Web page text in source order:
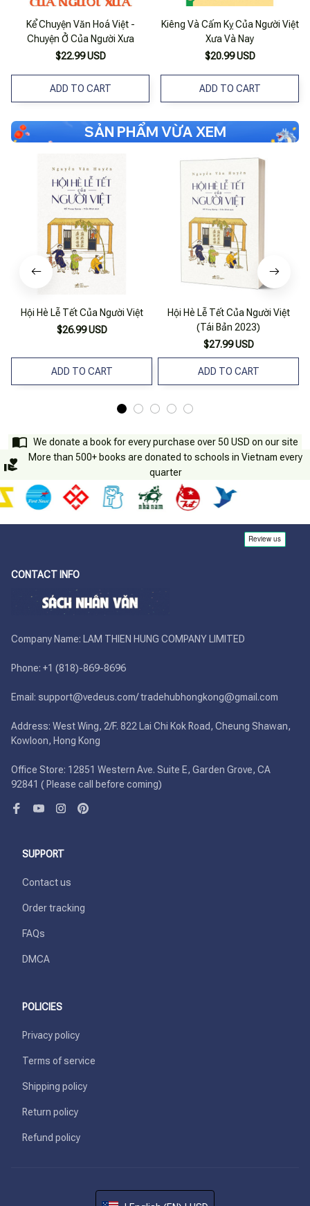
Kể Chuyện Văn Hoá Việt -
Chuyện Ở Của Người Xưa
$22.99 USD
ADD TO CART
Kiêng Và Cấm Kỵ Của Người Việt
Xưa Và Nay
$20.99 USD
ADD TO CART
SẢN PHẨM VỪA XEM
Hội Hè Lễ Tết Của Người Việt
$26.99 USD
ADD TO CART
Hội Hè Lễ Tết Của Người Việt
(Tái Bản 2023)
$27.99 USD
ADD TO CART
We donate a book for every purchase over 50 USD on our site
More than 500+ books are donated to schools in Vietnam every
quarter
CONTACT INFO
Company Name: LAM THIEN HUNG COMPANY LIMITED
Phone: +1 (818)-869-8696
Email: support@vedeus.com/ tradehubhongkong@gmail.com
Address: West Wing, 2/F. 822 Lai Chi Kok Road, Cheung Shawan,
Kowloon, Hong Kong
Office Store: 12851 Western Ave. Suite E, Garden Grove, CA
92841 ( Please call before coming)
SUPPORT
Contact us
Order tracking
FAQs
DMCA
POLICIES
Privacy policy
Terms of service
Shipping policy
Return policy
Refund policy